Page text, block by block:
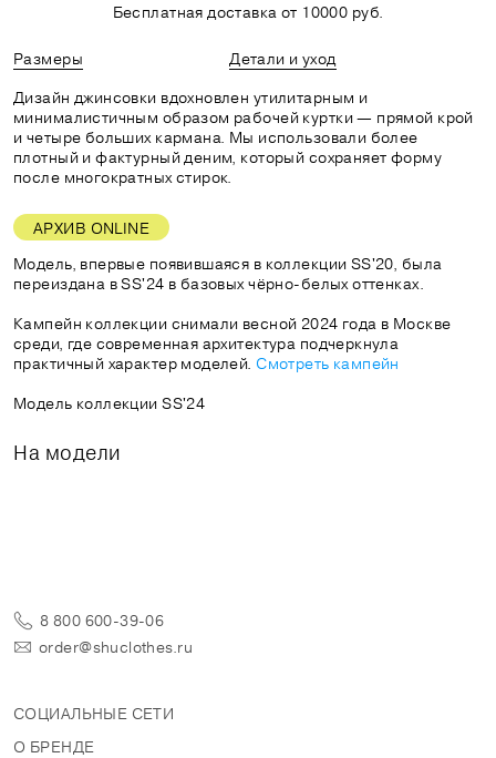
Бесплатная доставка от 10000 руб.
Размеры
Детали и уход
Дизайн джинсовки вдохновлен утилитарным и
минималистичным образом рабочей куртки — прямой крой
и четыре больших кармана. Мы использовали более
плотный и фактурный деним, который сохраняет форму
после многократных стирок.
АРХИВ ONLINE
Модель, впервые появившаяся в коллекции SS'20, была
переиздана в SS'24 в базовых чёрно-белых оттенках.
Кампейн коллекции снимали весной 2024 года в Москве
среди, где современная архитектура подчеркнула
практичный характер моделей. Смотреть кампейн
Модель коллекции SS'24
На модели
8 800 600-39-06
order@shuclothes.ru
СОЦИАЛЬНЫЕ СЕТИ
О БРЕНДЕ